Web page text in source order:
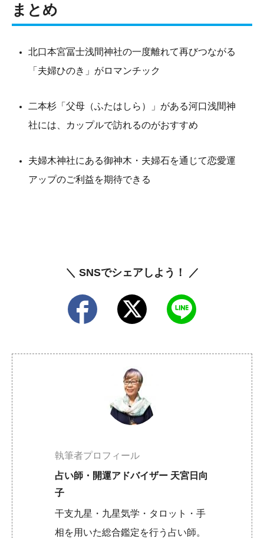
まとめ
北口本宮冨士浅間神社の一度離れて再びつながる
「夫婦ひのき」がロマンチック
二本杉「父母（ふたはしら）」がある河口浅間神
社には、カップルで訪れるのがおすすめ
夫婦木神社にある御神木・夫婦石を通じて恋愛運
アップのご利益を期待できる
＼ SNSでシェアしよう！ ／
執筆者プロフィール
占い師・開運アドバイザー 天宮日向
子
干支九星・九星気学・タロット・手
相を用いた総合鑑定を行う占い師。